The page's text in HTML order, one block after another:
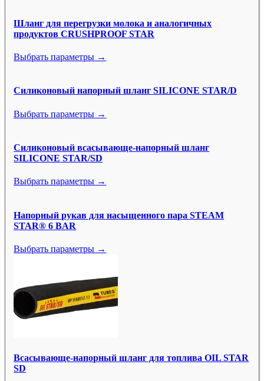
Шланг для перегрузки молока и аналогичных
продуктов CRUSHPROOF STAR
Выбрать параметры →
Силиконовый напорный шланг SILICONE STAR/D
Выбрать параметры →
Силиконовый всасывающе-напорный шланг
SILICONE STAR/SD
Выбрать параметры →
Напорный рукав для насыщенного пара STEAM
STAR® 6 BAR
Выбрать параметры →
Всасывающе-напорный шланг для топлива OIL STAR
SD